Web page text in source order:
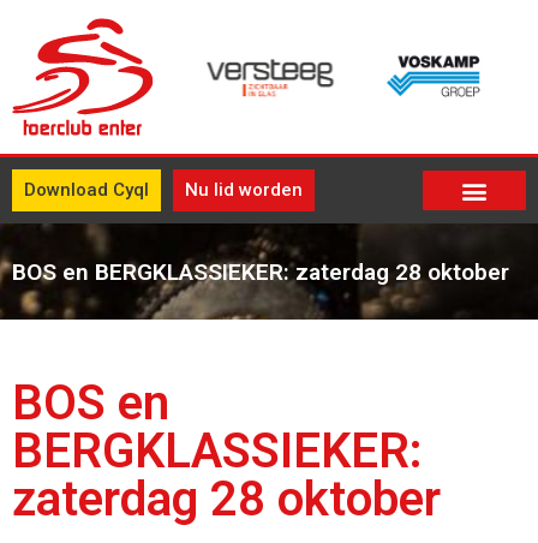
Download Cyql Nu lid worden
BOS en BERGKLASSIEKER: zaterdag 28 oktober
BOS en
BERGKLASSIEKER:
zaterdag 28 oktober